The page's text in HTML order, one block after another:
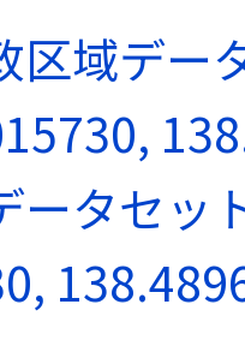
区域デー
ータセッ